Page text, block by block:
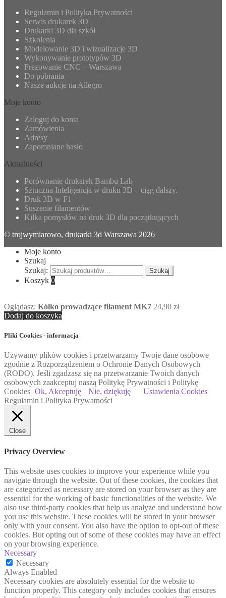
Regulamin i Polityka Prywatności
Serwis drukarek 3D
Drukarki 3D dla szkół
Szkolenia
Modelowanie 3D i wizualizacje 3D
Wykonywanie prototypów 3D
Frezowanie CNC – Warszawa
Do pobrania
Nasze aukcje na Allegro
Moje konto
Zaloguj do konta
Zamówienia
Adresy
Zapomniane hasło
Aktualności
Porównanie drukarek Bambu Lab
Sztuczna Inteligencja w druku 3D – ciąg dalszy.
Druk 3D w F1
Suszenie filamentów
Kilka pomysłów na druk 3D dla początkujących
© trojwymiarowo, drukarki 3d Warszawa 2026
Moje konto
Szukaj
Szukaj:
Szukaj
Koszyk 0
Oglądasz: Kółko prowadzące filament MK7 24,90 zł
Dodaj do koszyka
Pliki Cookies - informacja
Używamy plików cookies i przetwarzamy Twoje dane osobowe
zgodnie z Rozporządzeniem o Ochronie Danych Osobowych
(RODO). Jeśli zgadzasz się na przetwarzanie Twoich danych
osobowych zaakceptuj naszą Politykę Prywatności i Politykę
Cookies Ok, Akceptuję Nie, dziękuję
Ustawienia Cookies
Regulamin i Polityka Prywatności
Close
Privacy Overview
This website uses cookies to improve your experience while you
navigate through the website. Out of these cookies, the cookies that
are categorized as necessary are stored on your browser as they are
essential for the working of basic functionalities of the website. We
also use third-party cookies that help us analyze and understand how
you use this website. These cookies will be stored in your browser
only with your consent. You also have the option to opt-out of these
cookies. But opting out of some of these cookies may have an effect
on your browsing experience.
Necessary
Necessary
Always Enabled
Necessary cookies are absolutely essential for the website to
function properly. This category only includes cookies that ensures